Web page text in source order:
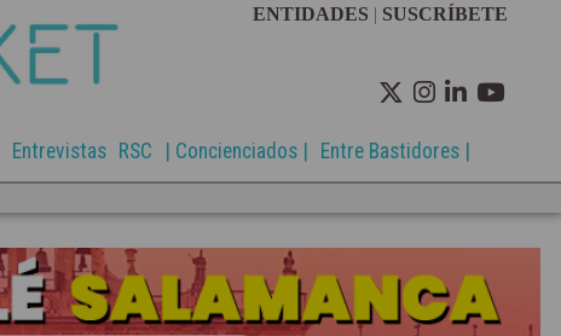
ENTIDADES | SUSCRÍBETE
Entrevistas RSC | Concienciados | Entre Bastidores |